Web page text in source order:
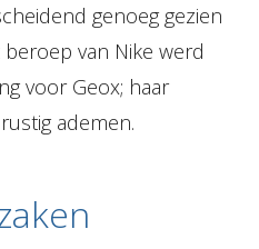
genoeg gezien
van Nike werd
voor Geox; haar
ademen.